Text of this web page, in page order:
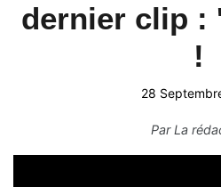
dernier clip :
!
28
ParLa